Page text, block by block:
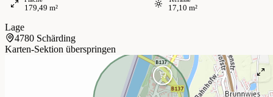
179,49 m² 17,10 m²
Lage
4780 Schärding
Karten-Sektion überspringen